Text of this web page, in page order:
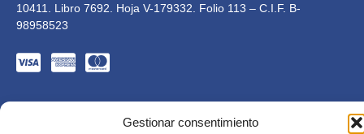
Gestionar consentimiento
10411. Libro 7692. Hoja V-179332. Folio 113 – C.I.F. B-
98958523